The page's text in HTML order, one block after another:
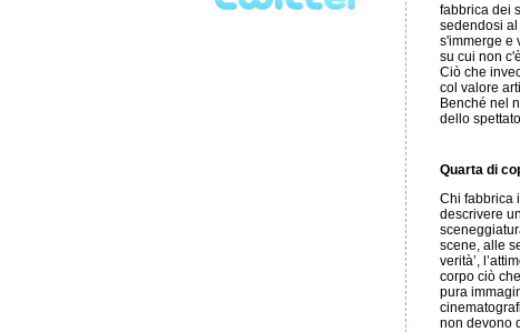
fabbrica dei
sedendosi
s'immerge e
su cui non
Ciò che
col valore
Benché nel
dello
Quarta di
Chi fabbrica
descrivere
scene, alle
verità’,
corpo ciò
pura
non devono